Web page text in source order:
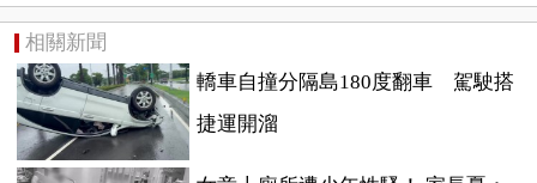
相關新聞
轎車自撞分隔島180度翻車 駕駛搭
捷運開溜